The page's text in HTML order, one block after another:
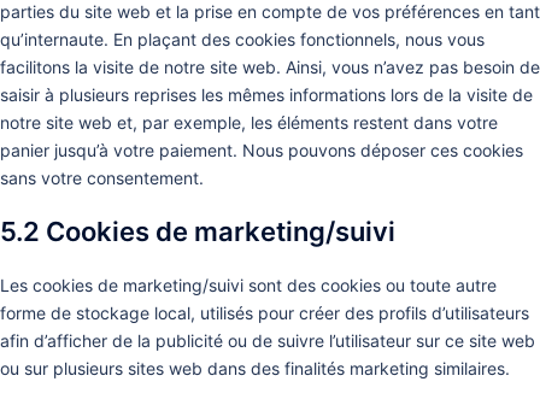
parties du site web et la prise en compte de vos préférences en tant
qu’internaute. En plaçant des cookies fonctionnels, nous vous
facilitons la visite de notre site web. Ainsi, vous n’avez pas besoin de
saisir à plusieurs reprises les mêmes informations lors de la visite de
notre site web et, par exemple, les éléments restent dans votre
panier jusqu’à votre paiement. Nous pouvons déposer ces cookies
sans votre consentement.
5.2 Cookies de marketing/suivi
Les cookies de marketing/suivi sont des cookies ou toute autre
forme de stockage local, utilisés pour créer des profils d’utilisateurs
afin d’afficher de la publicité ou de suivre l’utilisateur sur ce site web
ou sur plusieurs sites web dans des finalités marketing similaires.